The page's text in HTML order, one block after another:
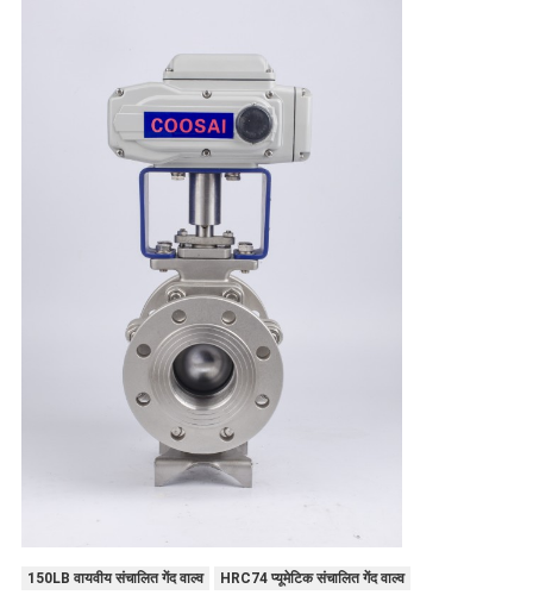
150LB वायवीय संचालित गेंद वाल्व HRC74 प्यूमेटिक संचालित गेंद वाल्व